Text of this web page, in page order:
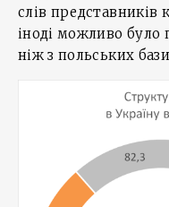
слів представників
іноді можливо
ніж з польських